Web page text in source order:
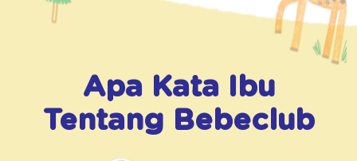
Apa Kata Ibu
Tentang Bebeclub